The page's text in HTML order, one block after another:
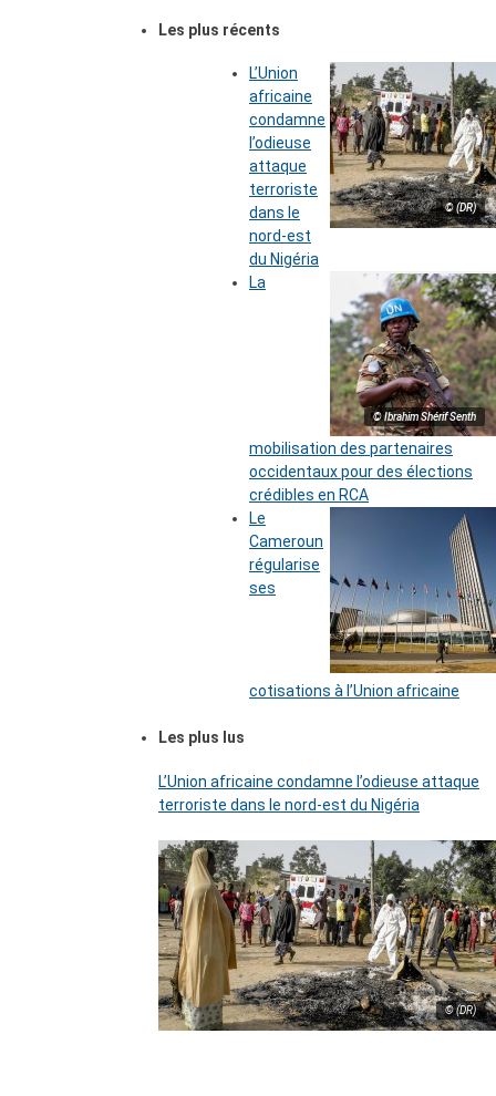
Les plus récents
© (DR)
L’Union
africaine
condamne
l’odieuse
attaque
terroriste
dans le
nord-est
du Nigéria
© Ibrahim Shérif Senth
La
mobilisation des partenaires
occidentaux pour des élections
crédibles en RCA
Le
Cameroun
régularise
ses
cotisations à l’Union africaine
Les plus lus
L’Union africaine condamne l’odieuse attaque
terroriste dans le nord-est du Nigéria
© (DR)